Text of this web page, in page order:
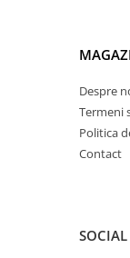
Despre
Termeni
Politica
Contact
SOCIAL